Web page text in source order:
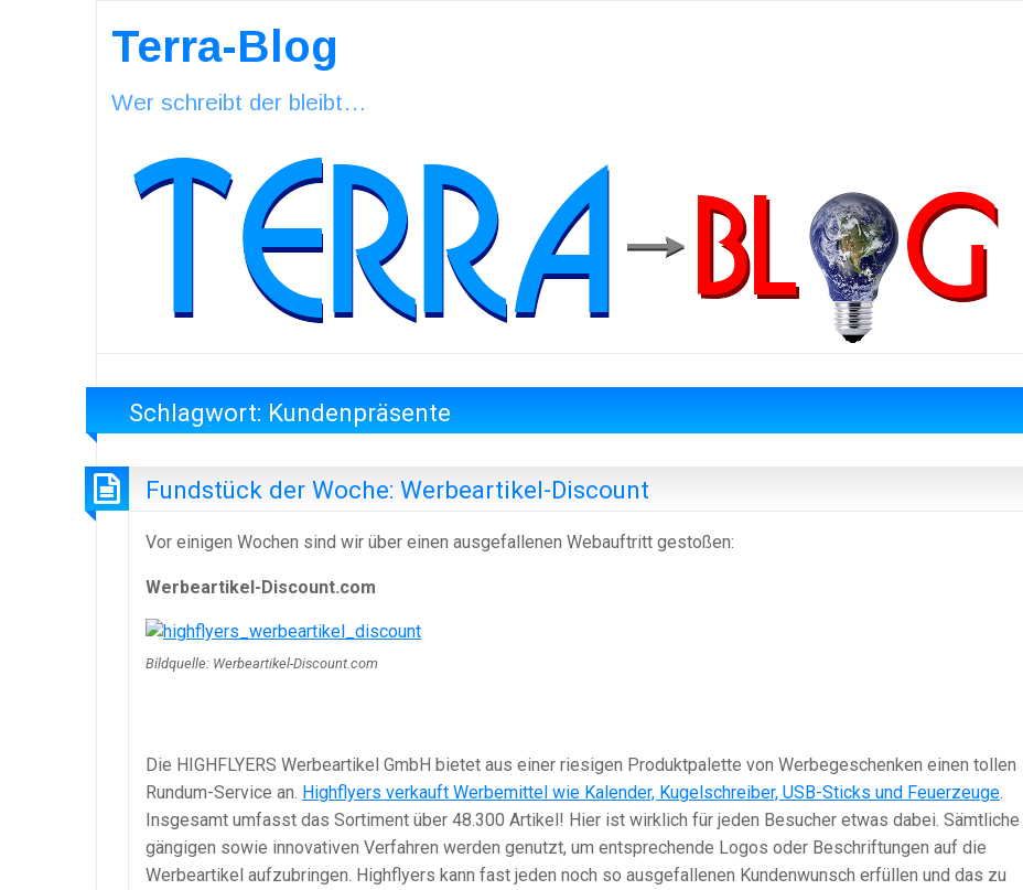
Terra-Blog
Wer schreibt der bleibt…
Schlagwort: Kundenpräsente
Fundstück der Woche: Werbeartikel-Discount
Vor einigen Wochen sind wir über einen ausgefallenen Webauftritt gestoßen:
Werbeartikel-Discount.com
Bildquelle: Werbeartikel-Discount.com
Die HIGHFLYERS Werbeartikel GmbH bietet aus einer riesigen Produktpalette von Werbegeschenken einen tollen
Rundum-Service an. Highflyers verkauft Werbemittel wie Kalender, Kugelschreiber, USB-Sticks und Feuerzeuge
Insgesamt umfasst das Sortiment über 48.300 Artikel! Hier ist wirklich für jeden Besucher etwas dabei. Sämtliche
gängigen sowie innovativen Verfahren werden genutzt, um entsprechende Logos oder Beschriftungen auf die
Werbeartikel aufzubringen. Highflyers kann fast jeden noch so ausgefallenen Kundenwunsch erfüllen und das zu